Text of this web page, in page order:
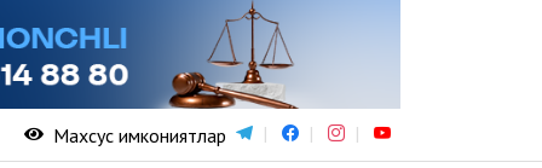
Махсус имкониятлар